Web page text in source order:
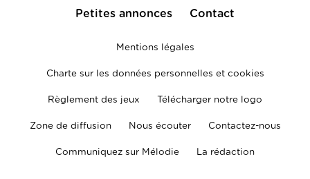
Petites annonces Contact
Mentions légales
Charte sur les données personnelles et cookies
Règlement des jeux Télécharger notre logo
Zone de diffusion Nous écouter Contactez-nous
Communiquez sur Mélodie La rédaction